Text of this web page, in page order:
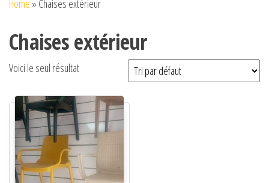
Home » Chaises extérieur
Chaises extérieur
Voici le seul résultat